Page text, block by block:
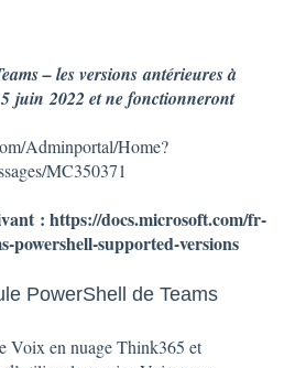
– les versions antérieures à
juin 2022 et ne fonctionneront
Adminportal/Home?
MC350371
: https://docs.microsoft.com/fr-
powershell-supported-versions
PowerShell de Teams
Voix en nuage Think365 et